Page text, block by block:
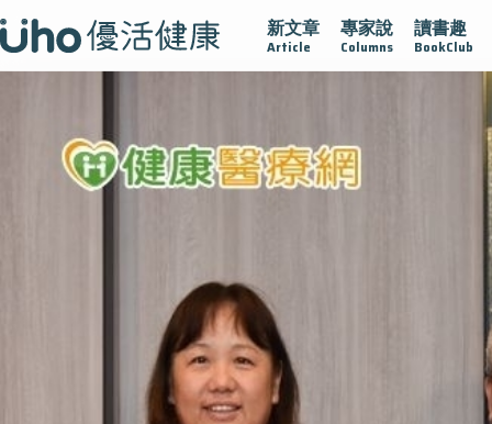
新文章
Article
專家說
Columns
讀書趣
BookClub
疫情保衛戰 再生醫學 愛的未來視 認識攝護腺肥大